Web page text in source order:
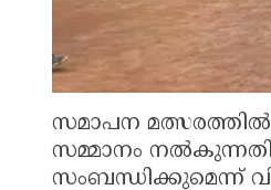
സമാപന
സമ്മാനം
സംബന്ധിക്കുമെന്ന്